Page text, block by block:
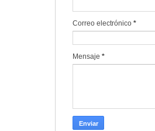
Correo electrónico *
Mensaje *